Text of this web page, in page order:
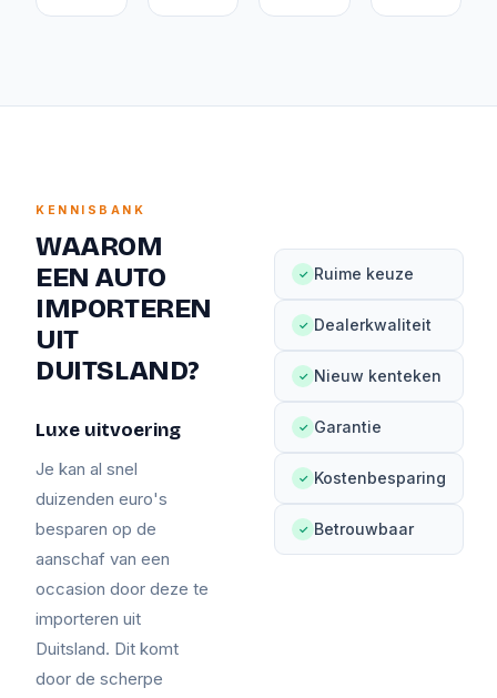
KENNISBANK
WAAROM
EEN AUTO
IMPORTEREN
UIT
DUITSLAND?
Luxe uitvoering
Je kan al snel
duizenden euro's
besparen op de
aanschaf van een
occasion door deze te
importeren uit
Duitsland. Dit komt
door de scherpe
✓ Ruime keuze
✓ Dealerkwaliteit
✓ Nieuw kenteken
✓ Garantie
✓ Kostenbesparing
✓ Betrouwbaar